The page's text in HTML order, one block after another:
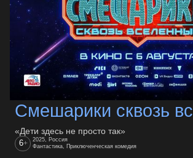
Смешарики сквозь
«Дети здесь не просто так»
6+
2025, Россия
Фантастика, Приключенческая комедия